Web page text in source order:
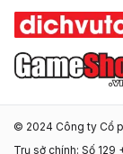
© 2024 Công ty Cổ
Trụ sở chính: Số 129